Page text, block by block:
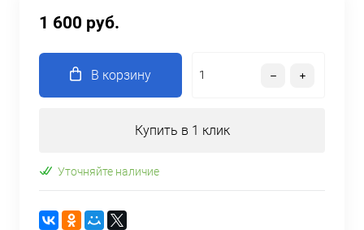
1 600 руб.
В корзину
Купить в 1 клик
Уточняйте наличие